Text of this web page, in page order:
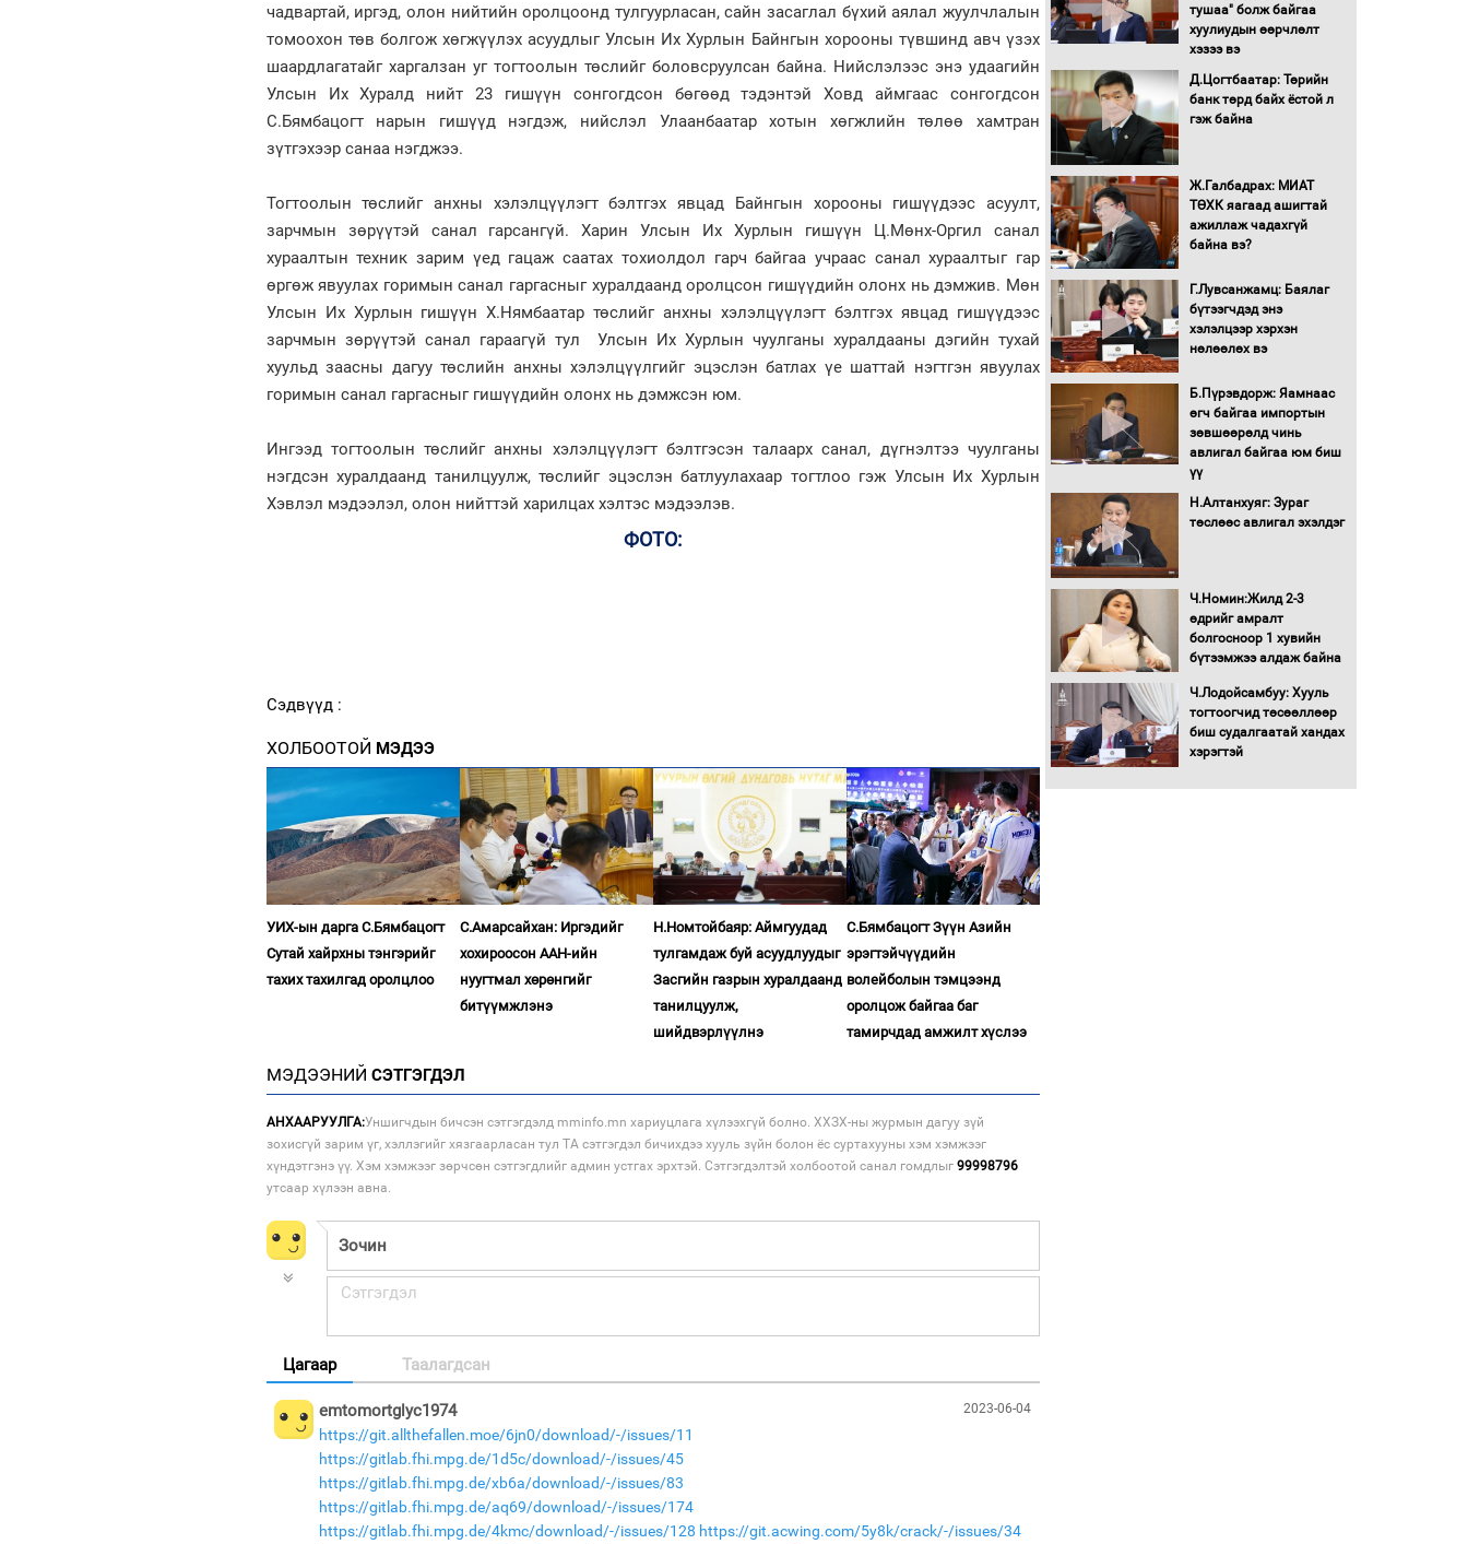
чадвартай, иргэд, олон нийтийн оролцоонд тулгуурласан, сайн засаглал бүхий аялал жуулчлалын
томоохон төв болгож хөгжүүлэх асуудлыг Улсын Их Хурлын Байнгын хорооны түвшинд авч үзэх
шаардлагатайг харгалзан уг тогтоолын төслийг боловсруулсан байна. Нийслэлээс энэ удаагийн
Улсын Их Хуралд нийт 23 гишүүн сонгогдсон бөгөөд тэдэнтэй Ховд аймгаас сонгогдсон
С.Бямбацогт нарын гишүүд нэгдэж, нийслэл Улаанбаатар хотын хөгжлийн төлөө хамтран
зүтгэхээр санаа нэгджээ.
Тогтоолын төслийг анхны хэлэлцүүлэгт бэлтгэх явцад Байнгын хорооны гишүүдээс асуулт,
зарчмын зөрүүтэй санал гарсангүй. Харин Улсын Их Хурлын гишүүн Ц.Мөнх-Оргил санал
хураалтын техник зарим үед гацаж саатах тохиолдол гарч байгаа учраас санал хураалтыг гар
өргөж явуулах горимын санал гаргасныг хуралдаанд оролцсон гишүүдийн олонх нь дэмжив. Мөн
Улсын Их Хурлын гишүүн Х.Нямбаатар төслийг анхны хэлэлцүүлэгт бэлтгэх явцад гишүүдээс
зарчмын зөрүүтэй санал гараагүй тул Улсын Их Хурлын чуулганы хуралдааны дэгийн тухай
хуульд заасны дагуу төслийн анхны хэлэлцүүлгийг эцэслэн батлах үе шаттай нэгтгэн явуулах
горимын санал гаргасныг гишүүдийн олонх нь дэмжсэн юм.
Ингээд тогтоолын төслийг анхны хэлэлцүүлэгт бэлтгэсэн талаарх санал, дүгнэлтээ чуулганы
нэгдсэн хуралдаанд танилцуулж, төслийг эцэслэн батлуулахаар тогтлоо гэж Улсын Их Хурлын
Хэвлэл мэдээлэл, олон нийттэй харилцах хэлтэс мэдээлэв.
ФОТО:
Сэдвүүд :
ХОЛБООТОЙ МЭДЭЭ
УИХ-ын дарга С.Бямбацогт
Сутай хайрхны тэнгэрийг
тахих тахилгад оролцлоо
С.Амарсайхан: Иргэдийг
хохироосон ААН-ийн
нуугтмал хөрөнгийг
битүүмжлэнэ
Н.Номтойбаяр: Аймгуудад
тулгамдаж буй асуудлуудыг
Засгийн газрын хуралдаанд
танилцуулж,
шийдвэрлүүлнэ
С.Бямбацогт Зүүн Азийн
эрэгтэйчүүдийн
волейболын тэмцээнд
оролцож байгаа баг
тамирчдад амжилт хүслээ
МЭДЭЭНИЙ СЭТГЭГДЭЛ
АНХААРУУЛГА:Уншигчдын бичсэн сэтгэгдэлд mminfo.mn хариуцлага хүлээхгүй болно. ХХЗХ-ны журмын дагуу зүй
зохисгүй зарим үг, хэллэгийг хязгаарласан тул ТА сэтгэгдэл бичихдээ хууль зүйн болон ёс суртахууны хэм хэмжээг
хүндэтгэнэ үү. Хэм хэмжээг зөрчсөн сэтгэгдлийг админ устгах эрхтэй. Сэтгэгдэлтэй холбоотой санал гомдлыг 99998796
утсаар хүлээн авна.
Цагаар Таалагдсан
2023-06-04
emtomortglyc1974
https://git.allthefallen.moe/6jn0/download/-/issues/11
https://gitlab.fhi.mpg.de/1d5c/download/-/issues/45
https://gitlab.fhi.mpg.de/xb6a/download/-/issues/83
https://gitlab.fhi.mpg.de/aq69/download/-/issues/174
https://gitlab.fhi.mpg.de/4kmc/download/-/issues/128 https://git.acwing.com/5y8k/crack/-/issues/34
Бүх шатанд хэмнэлтийн
горимд шилжиж, найр
гадаад томилолтыг
хориглолоо
Засгийн газрын ээлжит
хуралдаан болж байна
Автомашинд улсын
дугаарын тэгш,
сондгойгоор шатахуун
Бага орлоготой
иргэдийн орлогод
татвар ногдуулахгүй
байх эрх зүйн орчныг
Хөшөө бүтсэн түүхийг
Хөвсгөл нуурын лусыг
тахих төрийн тахилгын
ёслол боллоо
“Хар жагсаалт”-ын
асуудлыг цэгцлэх
чиглэлээр
Монголбанкны
хугацаатай үүрэг өглөө
тушаа" болж байгаа
хуулиудын өөрчлөлт
хэзээ вэ
Д.Цогтбаатар: Төрийн
банк төрд байх ёстой л
гэж байна
Ж.Галбадрах: МИАТ
ТӨХК яагаад ашигтай
ажиллаж чадахгүй
байна вэ?
Г.Лувсанжамц: Баялаг
бүтээгчдэд энэ
хэлэлцээр хэрхэн
нөлөөлөх вэ
Б.Пүрэвдорж: Яамнаас
өгч байгаа импортын
зөвшөөрөлд чинь
авлигал байгаа юм биш
үү
Н.Алтанхуяг: Зураг
төслөөс авлигал эхэлдэг
Ч.Номин:Жилд 2-3
өдрийг амралт
болгосноор 1 хувийн
бүтээмжээ алдаж байна
Ч.Лодойсамбуу: Хууль
тогтоогчид төсөөллөөр
биш судалгаатай хандах
хэрэгтэй